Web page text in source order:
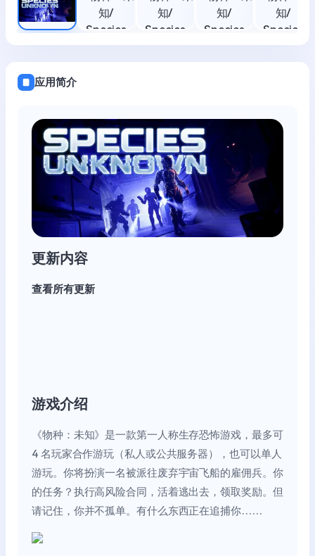
应用简介
更新内容
查看所有更新
游戏介绍
《物种：未知》是一款第一人称生存恐怖游戏，最多可
4 名玩家合作游玩（私人或公共服务器），也可以单人
游玩。你将扮演一名被派往废弃宇宙飞船的雇佣兵。你
的任务？执行高风险合同，活着逃出去，领取奖励。但
请记住，你并不孤单。有什么东西正在追捕你……